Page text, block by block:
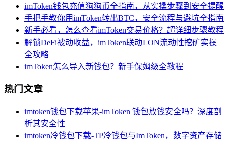
imToken钱包充值狗狗币全指南，从实操步骤到安全提醒
手把手教你用imToken转出BTC，安全流程与避坑全指南
新手必看，怎么查看imToken交易价格？超详细步骤教程
解锁DeFi被动收益，imToken联动LON流动性挖矿实操
全攻略
imToken怎么导入新钱包？新手保姆级全教程
热门文章
imtoken钱包下载苹果-imToken 钱包放钱安全吗？深度剖
析其安全性
imtoken冷钱包下载-TP冷钱包与ImToken，数字资产存储